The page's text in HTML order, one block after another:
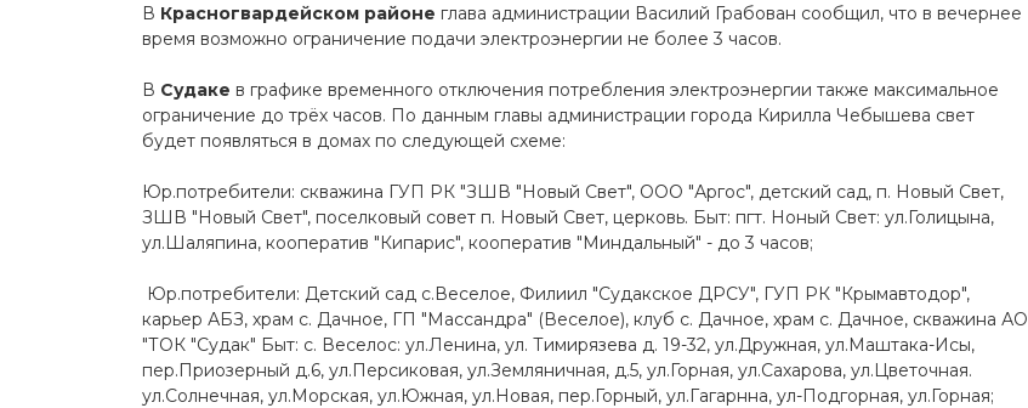
В Красногвардейском районе глава администрации Василий Грабован сообщил, что в вечернее
время возможно ограничение подачи электроэнергии не более 3 часов.
В Судаке в графике временного отключения потребления электроэнергии также максимальное
ограничение до трёх часов. По данным главы администрации города Кирилла Чебышева свет
будет появляться в домах по следующей схеме:
Юр.потребители: скважина ГУП РК "ЗШВ "Новый Свет", ООО "Аргос", детский сад, п. Новый Свет,
ЗШВ "Новый Свет", поселковый совет п. Новый Свет, церковь. Быт: пгт. Ноный Свет: ул.Голицына,
ул.Шаляпина, кооператив "Кипарис", кооператив "Миндальный" - до 3 часов;
Юр.потребители: Детский сад с.Веселое, Филиил "Судакское ДРСУ", ГУП РК "Крымавтодор",
карьер АБЗ, храм с. Дачное, ГП "Массандра" (Веселое), клуб с. Дачное, храм с. Дачное, скважина АО
"ТОК "Судак" Быт: с. Веселос: ул.Ленина, ул. Тимирязева д. 19-32, ул.Дружная, ул.Маштака-Исы,
пер.Приозерный д.6, ул.Персиковая, ул.Земляничная, д.5, ул.Горная, ул.Сахарова, ул.Цветочная.
ул.Солнечная, ул.Морская, ул.Южная, ул.Новая, пер.Горный, ул.Гагарнна, ул-Подгорная, ул.Горная;